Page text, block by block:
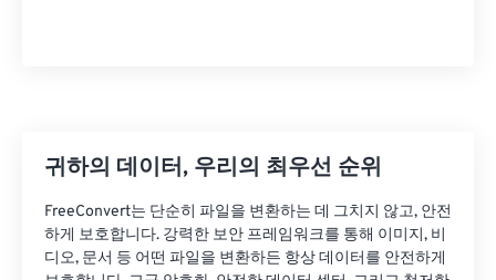
귀하의 데이터, 우리의 최우선 순위
FreeConvert는 단순히 파일을 변환하는 데 그치지 않고, 안전
하게 보호합니다. 강력한 보안 프레임워크를 통해 이미지, 비
디오, 문서 등 어떤 파일을 변환하든 항상 데이터를 안전하게